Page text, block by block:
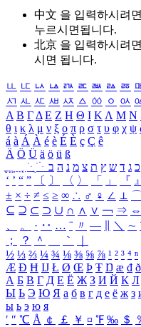
中文 을 입력하시려면
누르시면됩니다.
北京 을 입력하시려면
시면 됩니다.
ㅥ ㅦ ㅧ ㅨ ㅩ ㅪ ㅫ ㅬ ㅭ
ㅺ ㅻ ㅼ ㅽ ㅾ ㅿ ㆀ ㆁ ㆂ
Α Β ΓΔ Ε Ζ Η Θ Ι ΚΛ Μ Ν
θ ι κ λ μ ν ξ ο π ρ σ τ υ φ χ ψ
á à Á À é è É È ç Ç ê
Ä Ö Ü ä ö ü ß
ִֶֹ ֻּ ׁׂ כ ג ד ש ץ ת צ מ נ ה ב
‘ ’ “ ” 〔 〕 〈 〉 「 」 『 』
± × ÷ ≠ ≤ ≥ ∞ ∴ ♂ ♀ ∠ ⊥ ⌒
⊆ ⊇ ⊂ ⊃ ∪ ∩ ∧ ∨ ￢ ⇒ ⇔
、
。 · ‥ … ¨ 〃 ― ＼ ∼
；
？ ＾ ｀
½ ⅓ ⅔ ¼ ¾ ⅛ ⅜ ⅝ ⅞ ¹ ² ³ ⁴ ⁿ
Æ Ð Ħ Ĳ Ł Ø Œ Þ Ŧ Ŋ æ đ ð
А Б В Г Д Е Ё Ж З И Й К Л
Ы Ь Э Ю Я а б в г д е ё ж з
ы ь э ю я
′ ″ ℃ Å ￠ ￡ ￥ ¤ ℉ ‰ ＄